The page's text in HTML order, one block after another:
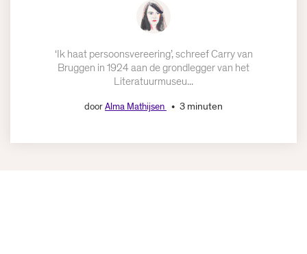
‘Ik haat persoonsvereering’, schreef Carry van
Bruggen in 1924 aan de grondlegger van het
Literatuurmuseu...
doorAlma Mathijsen 3 minuten